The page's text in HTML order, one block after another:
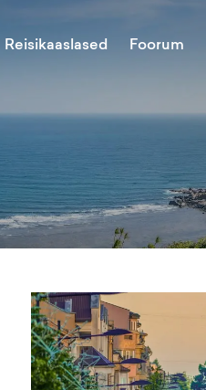
Reisikaaslased Foorum